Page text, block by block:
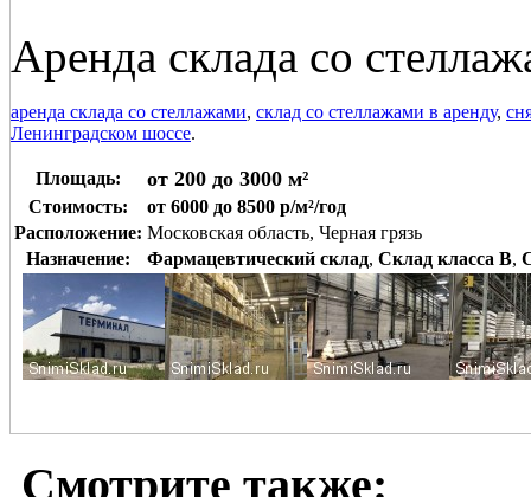
Аренда склада со
аренда склада со стеллажами, склад со стеллажами в аренду,
Ленинградском шоссе.
Площадь: от 200 до 3000 м²
Стоимость:
от 6000 до 8500 р/м²/год
Расположение: Московская область, Черная грязь
Назначение:
Фармацевтический склад, Склад класса B,
Смотрите также: